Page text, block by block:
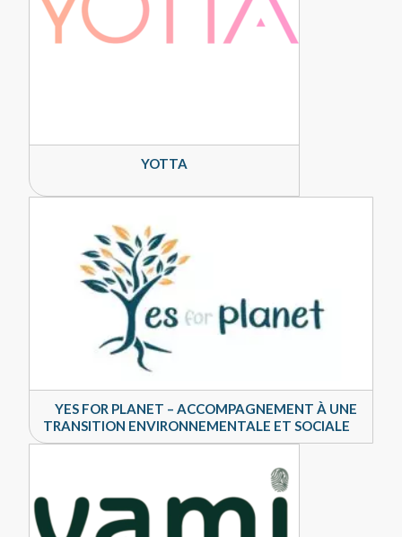
YOTTA
YES FOR PLANET – ACCOMPAGNEMENT À UNE
TRANSITION ENVIRONNEMENTALE ET SOCIALE